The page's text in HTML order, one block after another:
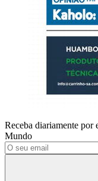
Receba diariamente por
Mundo